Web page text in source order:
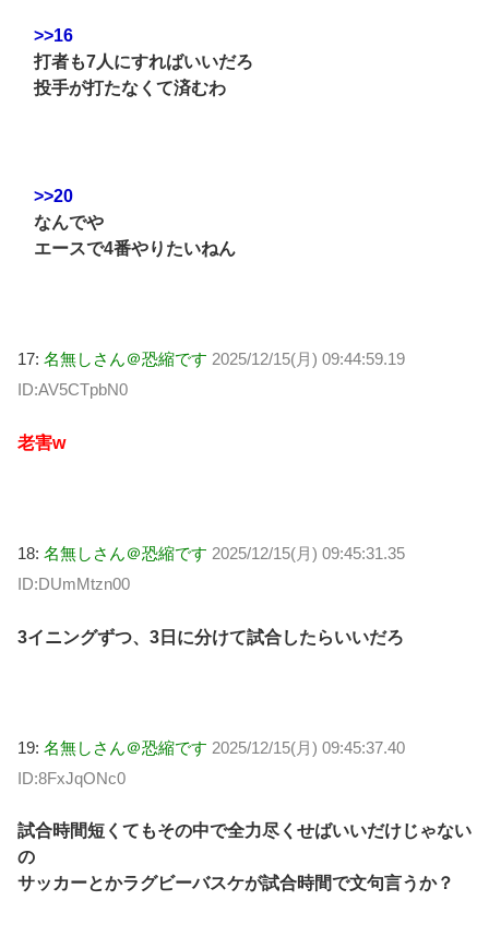
>>16
打者も7人にすればいいだろ
投手が打たなくて済むわ
>>20
なんでや
エースで4番やりたいねん
17: 名無しさん＠恐縮です 2025/12/15(月) 09:44:59.19
ID:AV5CTpbN0
老害w
18: 名無しさん＠恐縮です 2025/12/15(月) 09:45:31.35
ID:DUmMtzn00
3イニングずつ、3日に分けて試合したらいいだろ
19: 名無しさん＠恐縮です 2025/12/15(月) 09:45:37.40
ID:8FxJqONc0
試合時間短くてもその中で全力尽くせばいいだけじゃない
の
サッカーとかラグビーバスケが試合時間で文句言うか？